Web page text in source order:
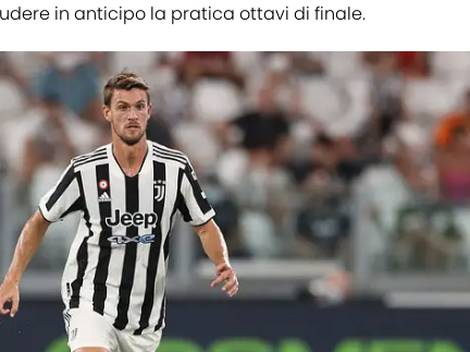
in anticipo la pratica ottavi di finale.